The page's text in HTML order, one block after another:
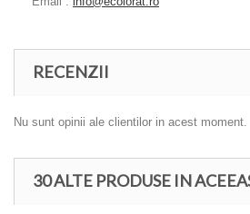
RECENZII
Nu sunt opinii ale clientilor in acest moment.
30 ALTE PRODUSE IN